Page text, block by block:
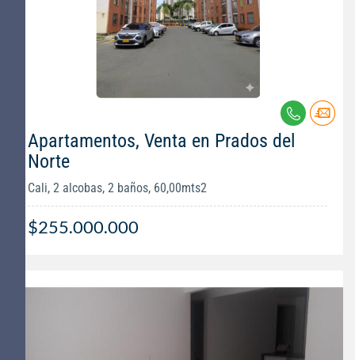
Apartamentos, Venta en Prados del
Norte
Cali, 2 alcobas, 2 baños, 60,00mts2
$255.000.000